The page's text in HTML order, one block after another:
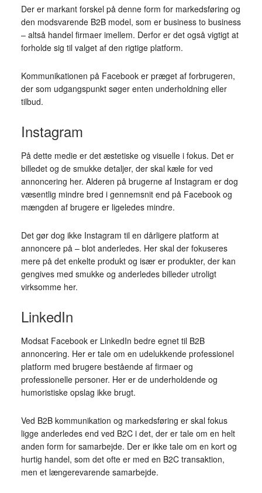
Der er markant forskel på denne form for markedsføring og
den modsvarende B2B model, som er business to business
– altså handel firmaer imellem. Derfor er det også vigtigt at
forholde sig til valget af den rigtige platform.
Kommunikationen på Facebook er præget af forbrugeren,
der som udgangspunkt søger enten underholdning eller
tilbud.
Instagram
På dette medie er det æstetiske og visuelle i fokus. Det er
billedet og de smukke detaljer, der skal kæle for ved
annoncering her. Alderen på brugerne af Instagram er dog
væsentlig mindre bred i gennemsnit end på Facebook og
mængden af brugere er ligeledes mindre.
Det gør dog ikke Instagram til en dårligere platform at
annoncere på – blot anderledes. Her skal der fokuseres
mere på det enkelte produkt og især er produkter, der kan
gengives med smukke og anderledes billeder utroligt
virksomme her.
LinkedIn
Modsat Facebook er LinkedIn bedre egnet til B2B
annoncering. Her er tale om en udelukkende professionel
platform med brugere bestående af firmaer og
professionelle personer. Her er de underholdende og
humoristiske opslag ikke brugt.
Ved B2B kommunikation og markedsføring er skal fokus
ligge anderledes end ved B2C i det, der er tale om en helt
anden form for samarbejde. Der er ikke tale om en kort og
hurtig handel, som det ofte er med en B2C transaktion,
men et længerevarende samarbejde.